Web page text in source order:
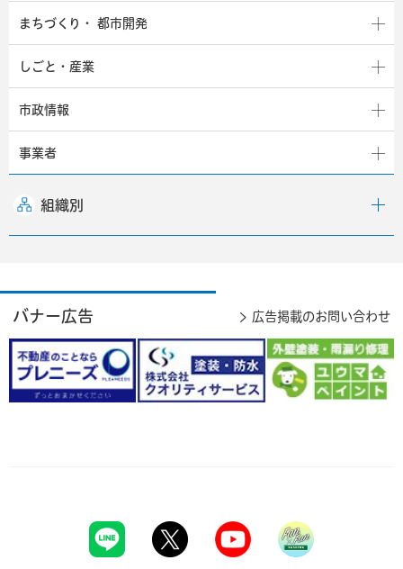
まちづくり・ 都市開発
しごと・産業
市政情報
事業者
組織別
バナー広告 広告掲載のお問い合わせ